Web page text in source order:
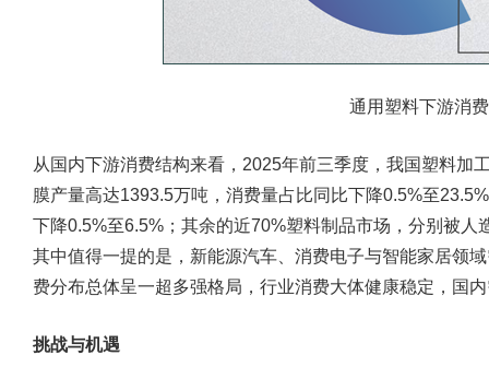
通用塑料下游消
从国内下游消费结构来看，2025年前三季度，我国塑料加
膜产量高达1393.5万吨，消费量占比同比下降0.5%至
下降0.5%至6.5%；其余的近70%塑料制品市场，分别被
其中值得一提的是，新能源汽车、消费电子与智能家居领
费分布总体呈一超多强格局，行业消费大体健康稳定，国
挑战与机遇